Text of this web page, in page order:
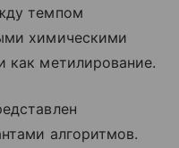
темпом
химическими
как метилирование.
алгоритмов.